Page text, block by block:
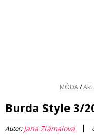
MÓDA/
Burda Style 3/
Autor:Jana Zlámalová |